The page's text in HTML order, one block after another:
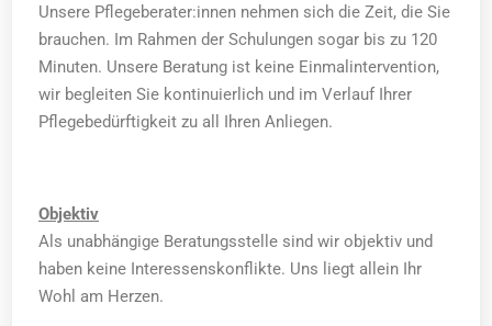
Unsere Pflegeberater:innen nehmen sich die Zeit, die Sie
brauchen. Im Rahmen der Schulungen sogar bis zu 120
Minuten. Unsere Beratung ist keine Einmalintervention,
wir begleiten Sie kontinuierlich und im Verlauf Ihrer
Pflegebedürftigkeit zu all Ihren Anliegen.
Objektiv
Als unabhängige Beratungsstelle sind wir objektiv und
haben keine Interessenskonflikte. Uns liegt allein Ihr
Wohl am Herzen.